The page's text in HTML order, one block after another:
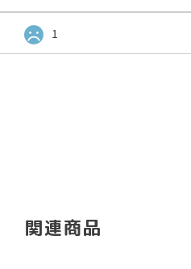
1
関連商品